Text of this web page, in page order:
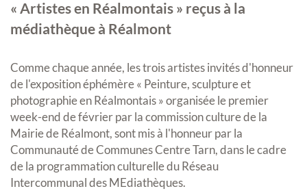
« Artistes en Réalmontais » reçus à la
médiathèque à Réalmont
Comme chaque année, les trois artistes invités d'honneur
de l'exposition éphémère « Peinture, sculpture et
photographie en Réalmontais » organisée le premier
week-end de février par la commission culture de la
Mairie de Réalmont, sont mis à l'honneur par la
Communauté de Communes Centre Tarn, dans le cadre
de la programmation culturelle du Réseau
Intercommunal des MEdiathèques.